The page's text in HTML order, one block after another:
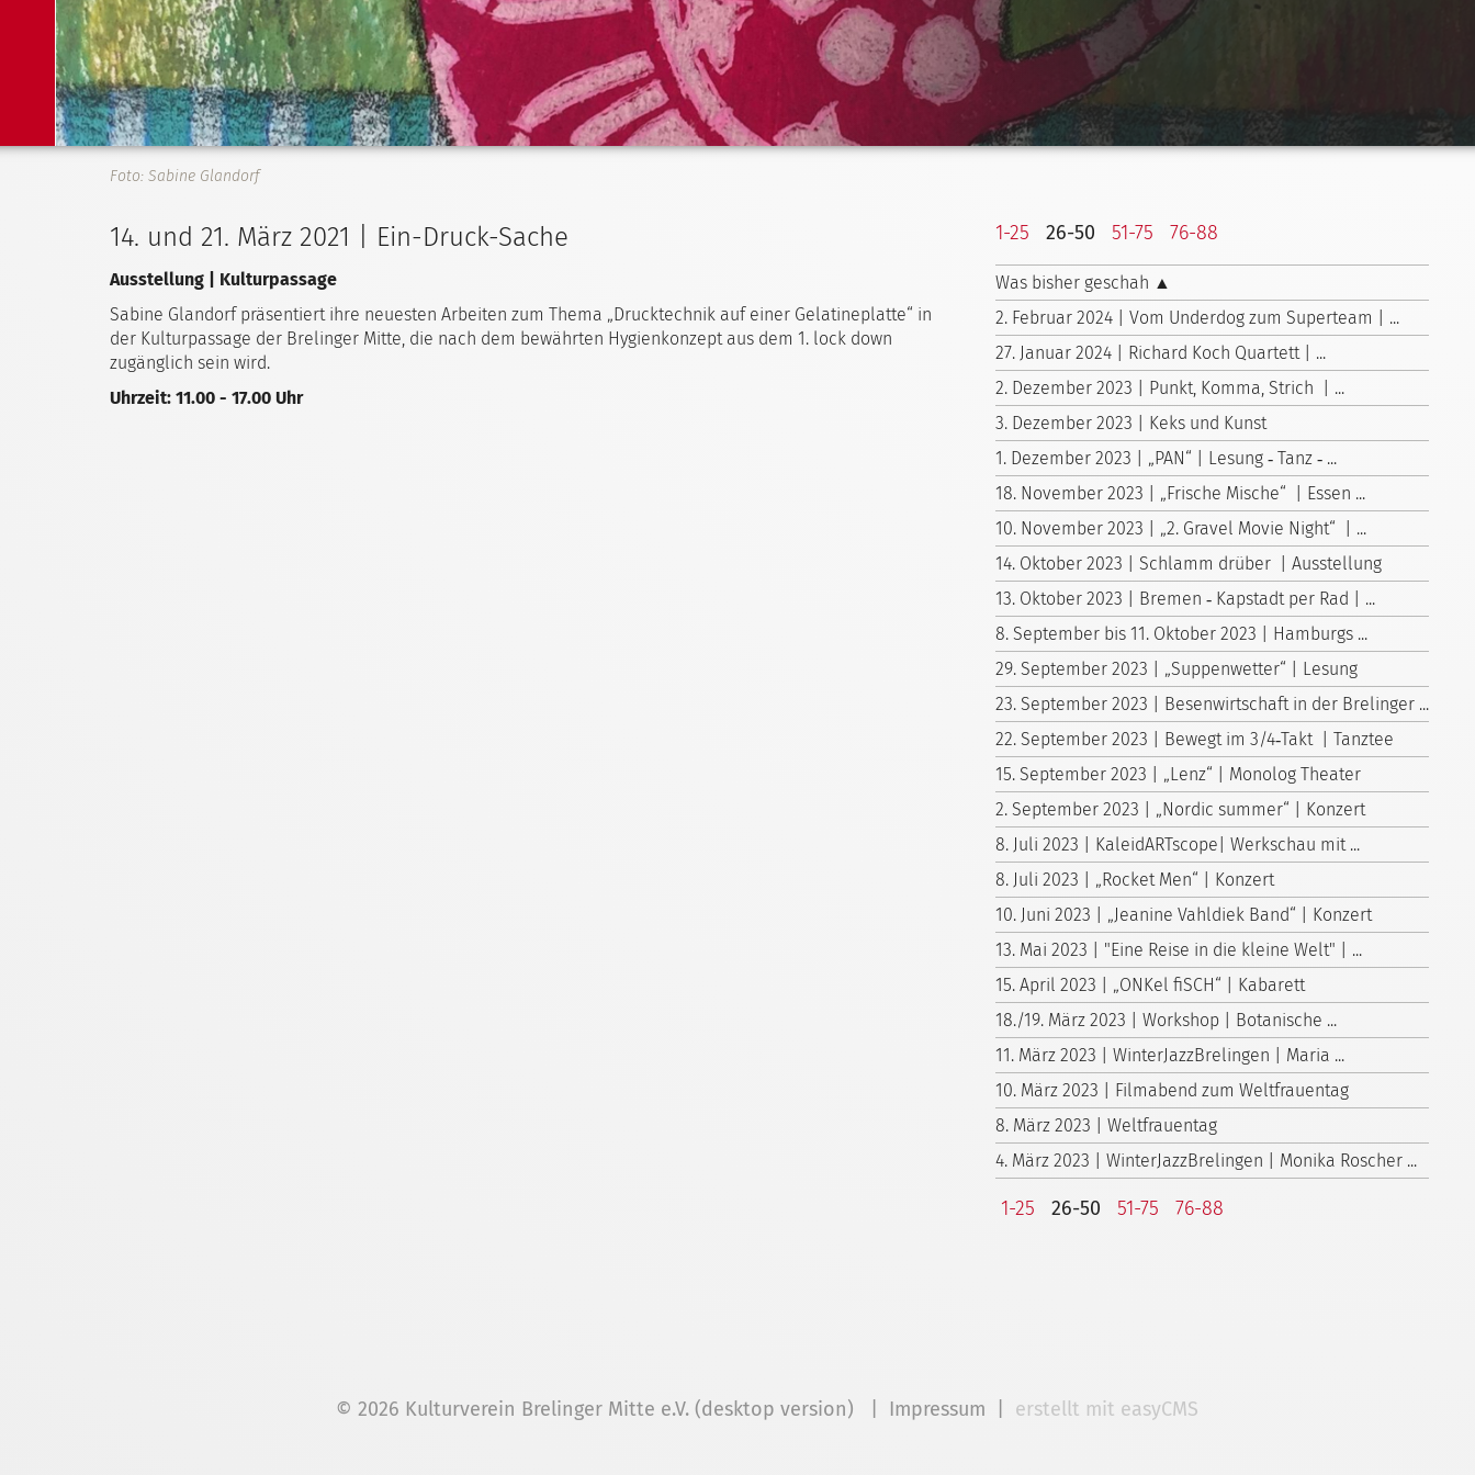
Foto: Sabine Glandorf
1-25 26-50 51-75 76-88
Was bisher geschah ▲
2. Februar 2024 | Vom Underdog zum Superteam | ...
27. Januar 2024 | Richard Koch Quartett | ...
2. Dezember 2023 | Punkt, Komma, Strich | ...
3. Dezember 2023 | Keks und Kunst
1. Dezember 2023 | „PAN“ | Lesung ‑ Tanz ‑ ...
18. November 2023 | „Frische Mische“ | Essen ...
10. November 2023 | „2. Gravel Movie Night“ | ...
14. Oktober 2023 | Schlamm drüber | Ausstellung
13. Oktober 2023 | Bremen ‑ Kapstadt per Rad | ...
8. September bis 11. Oktober 2023 | Hamburgs ...
29. September 2023 | „Suppenwetter“ | Lesung
23. September 2023 | Besenwirtschaft in der Brelinger ...
22. September 2023 | Bewegt im 3/4‑Takt | Tanztee
15. September 2023 | „Lenz“ | Monolog Theater
2. September 2023 | „Nordic summer“ | Konzert
8. Juli 2023 | KaleidARTscope| Werkschau mit ...
8. Juli 2023 | „Rocket Men“ | Konzert
10. Juni 2023 | „Jeanine Vahldiek Band“ | Konzert
13. Mai 2023 | "Eine Reise in die kleine Welt" | ...
15. April 2023 | „ONKel fiSCH“ | Kabarett
18./19. März 2023 | Workshop | Botanische ...
11. März 2023 | WinterJazzBrelingen | Maria ...
10. März 2023 | Filmabend zum Weltfrauentag
8. März 2023 | Weltfrauentag
4. März 2023 | WinterJazzBrelingen | Monika Roscher ...
1-25 26-50 51-75 76-88
14. und 21. März 2021 | Ein-Druck-Sache
Ausstellung | Kulturpassage
Sabine Glandorf präsentiert ihre neuesten Arbeiten zum Thema „Drucktechnik auf einer Gelatineplatte“ in
der Kulturpassage der Brelinger Mitte, die nach dem bewährten Hygienkonzept aus dem 1. lock down
zugänglich sein wird.
Uhrzeit: 11.00 - 17.00 Uhr
© 2026 Kulturverein Brelinger Mitte e.V. (desktop version) | Impressum erstellt mit easyCMS